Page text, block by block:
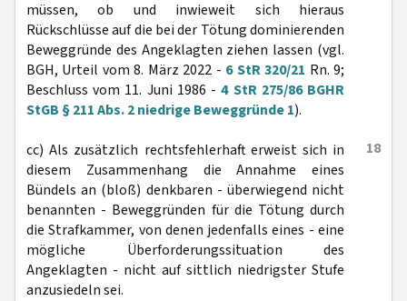
müssen, ob und inwieweit sich hieraus
Rückschlüsse auf die bei der Tötung dominierenden
Beweggründe des Angeklagten ziehen lassen (vgl.
BGH, Urteil vom 8. März 2022 - 6 StR 320/21 Rn. 9;
Beschluss vom 11. Juni 1986 -4 StR 275/86 BGHR
StGB § 211 Abs. 2 niedrige Beweggründe 1).
18
cc) Als zusätzlich rechtsfehlerhaft erweist sich in
diesem Zusammenhang die Annahme eines
Bündels an (bloß) denkbaren - überwiegend nicht
benannten - Beweggründen für die Tötung durch
die Strafkammer, von denen jedenfalls eines - eine
mögliche Überforderungssituation des
Angeklagten - nicht auf sittlich niedrigster Stufe
anzusiedeln sei.